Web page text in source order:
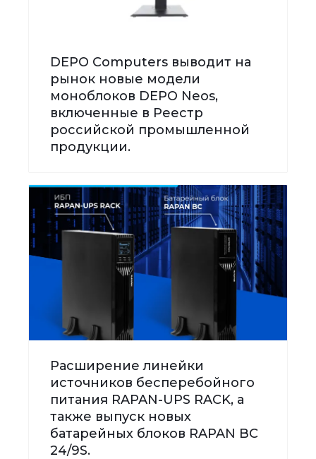
DEPO Computers выводит на
рынок новые модели
моноблоков DEPO Neos,
включенные в Реестр
российской промышленной
продукции.
Расширение линейки
источников бесперебойного
питания RAPAN-UPS RACK, а
также выпуск новых
батарейных блоков RAPAN BC
24/9S.